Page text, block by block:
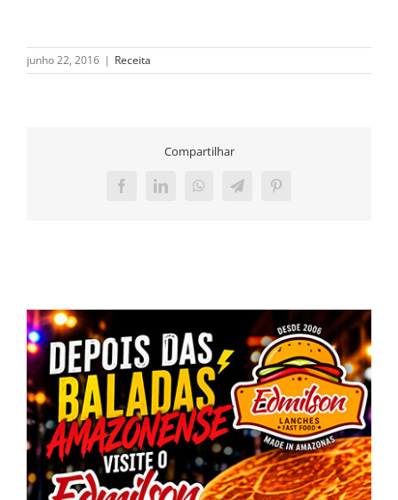
junho 22, 2016 | Receita
Compartilhar
FacebookLinkedInWhatsAppTelegramPinterest